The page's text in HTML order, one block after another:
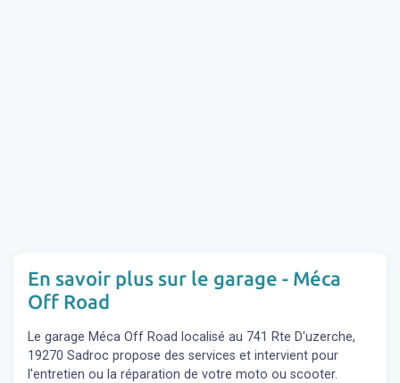
En savoir plus sur le garage - Méca
Off Road
Le garage Méca Off Road localisé au 741 Rte D'uzerche,
19270 Sadroc propose des services et intervient pour
l'entretien ou la réparation de votre moto ou scooter.